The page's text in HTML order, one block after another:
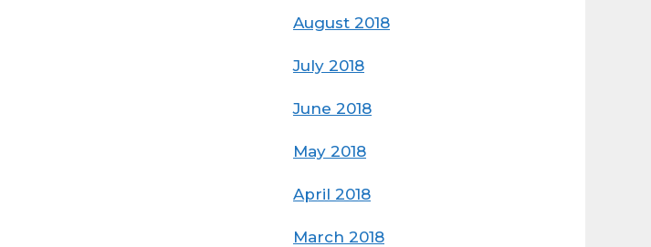
August 2018
July 2018
June 2018
May 2018
April 2018
March 2018